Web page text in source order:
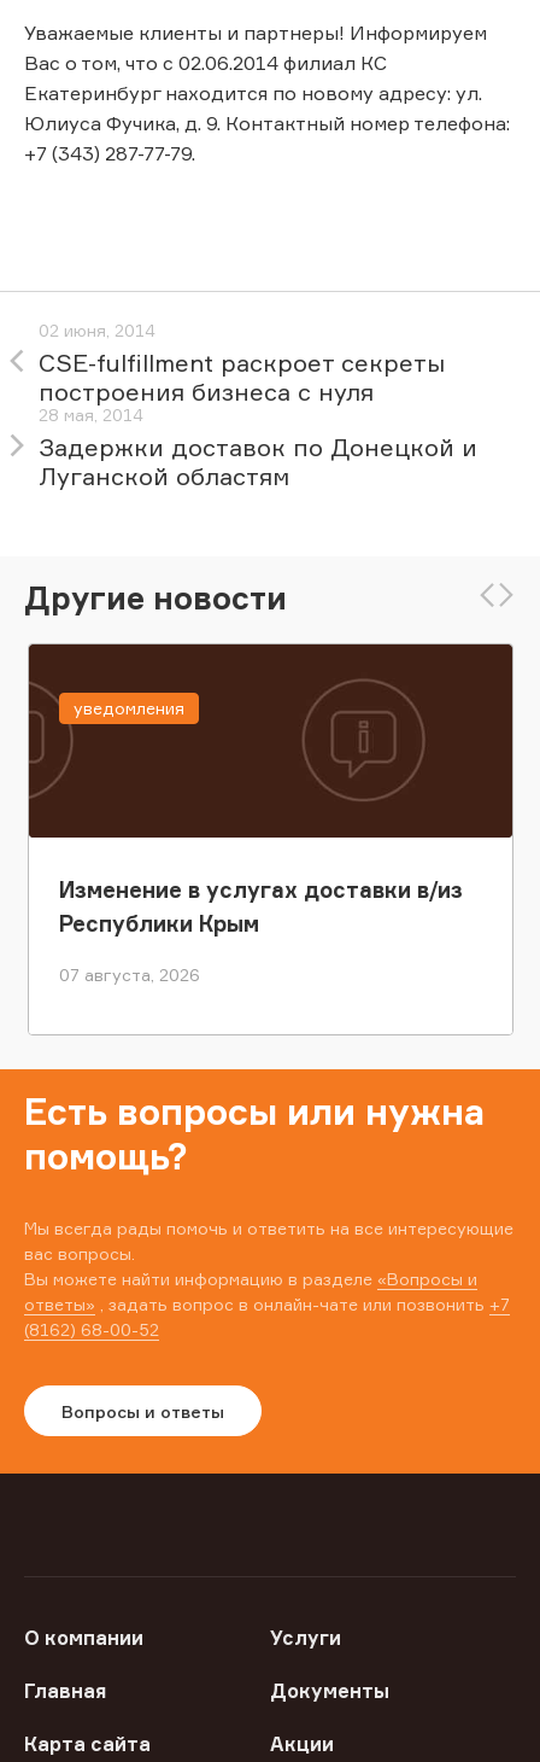
Уважаемые клиенты и партнеры! Информируем
Вас о том, что с 02.06.2014 филиал КС
Екатеринбург находится по новому адресу: ул.
Юлиуса Фучика, д. 9. Контактный номер телефона:
+7 (343) 287-77-79.
02 июня, 2014
CSE-fulfillment раскроет секреты
построения бизнеса с нуля
28 мая, 2014
Задержки доставок по Донецкой и
Луганской областям
Другие новости
Изменение в услугах доставки в/из
Республики Крым
07 августа, 2026
уведомления
Есть вопросы или нужна
помощь?
Мы всегда рады помочь и ответить на все интересующие
вас вопросы.
Вы можете найти информацию в разделе «Вопросы и
ответы» , задать вопрос в онлайн-чате или позвонить +7
(8162) 68-00-52
Вопросы и ответы
О компании Услуги
Главная Документы
Карта сайта Акции